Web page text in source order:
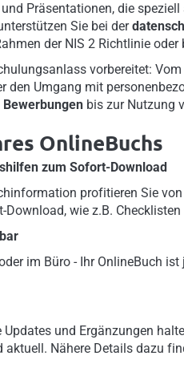
Präsentationen, die
Sie bei der
der NIS 2 Richtlinie oder
vorbereitet:
den Umgang mit
Bewerbungen bis zur Nutzung
OnlineBuchs
zum Sofort-Download
profitieren Sie
wie z.B.
im Büro - Ihr OnlineBuch
und Ergänzungen
Nähere Details dazu